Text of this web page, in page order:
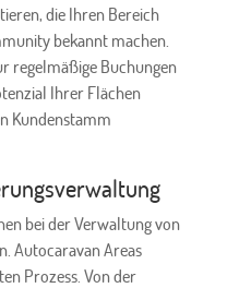
die Ihren Bereich
bekannt machen.
regelmäßige Buchungen
Ihrer Flächen
Kundenstamm
bei der Verwaltung von
Autocaravan Areas
Prozess. Von der